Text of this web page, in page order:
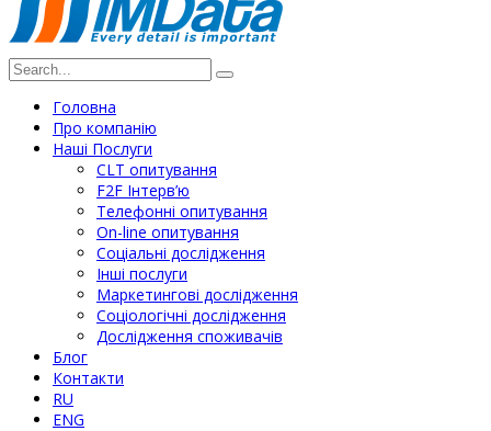
Головна
Про компанію
Наші Послуги
СLT опитування
F2F Інтерв’ю
Телефонні опитування
On-line опитування
Соціальні дослідження
Інші послуги
Маркетингові дослідження
Соціологічні дослідження
Дослідження споживачів
Блог
Контакти
RU
ENG